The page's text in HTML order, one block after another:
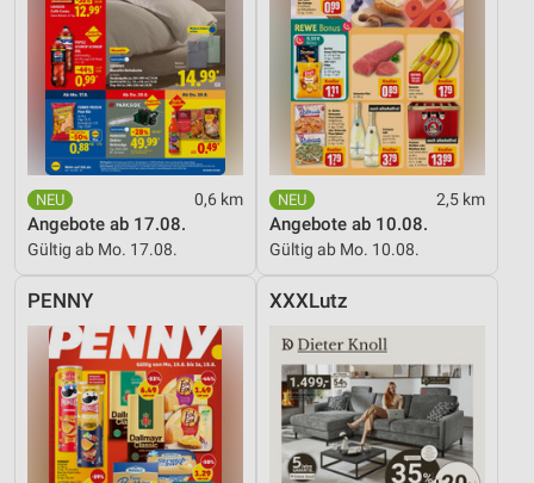
0,6 km
Angebote ab 17.08.
Gültig ab Mo. 17.08.
2,5 km
Angebote ab 10.08.
Gültig ab Mo. 10.08.
PENNY XXXLutz